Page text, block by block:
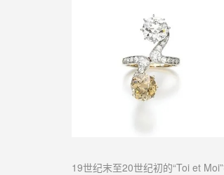
19世纪末至20世纪初的“Toi et